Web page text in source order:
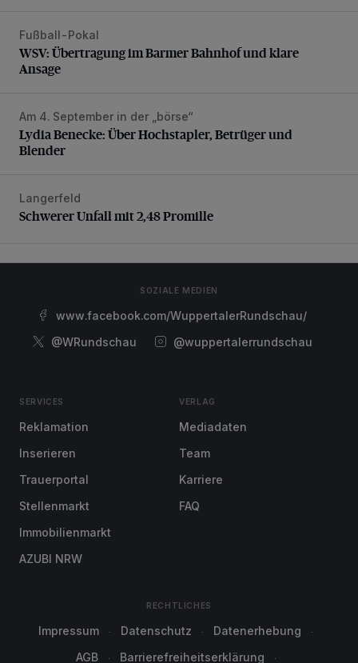
WSV: Übertragung im Barmer Bahnhof und klare Ansage
Fußball-Pokal
WSV: Übertragung im Barmer Bahnhof und klare
Ansage
Lydia Benecke: Über Hochstapler, Betrüger und Blender
Am 4. September in der „börse“
Lydia Benecke: Über Hochstapler, Betrüger und
Blender
Schwerer Unfall mit 2,48 Promille
Langerfeld
Schwerer Unfall mit 2,48 Promille
SOZIALE MEDIEN
www.facebook.com/WuppertalerRundschau/
@WRundschau
@wuppertalerrundschau
SERVICES
Reklamation
Inserieren
Trauerportal
Stellenmarkt
Immobilienmarkt
AZUBI NRW
VERLAG
Mediadaten
Team
Karriere
FAQ
RECHTLICHES
Impressum Datenschutz
Datenerhebung
AGB
Barrierefreiheitserklärung